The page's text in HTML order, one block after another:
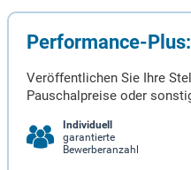
Performance-Plus:
Veröffentlichen Sie Ihre
Pauschalpreise oder
Individuell
garantierte
Bewerberanzahl